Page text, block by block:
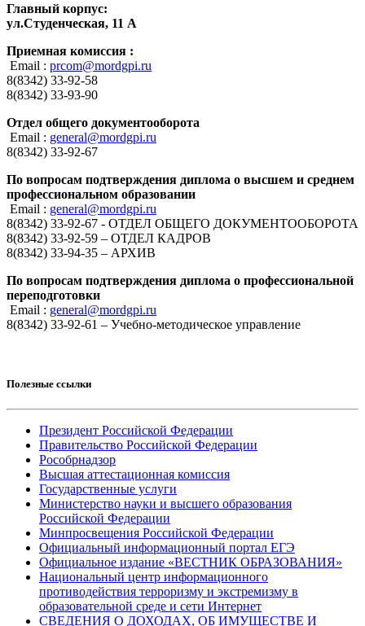
Главный корпус:
ул.Студенческая, 11 А
Приемная комиссия :
Email : prcom@mordgpi.ru
8(8342) 33-92-58
8(8342) 33-93-90
Отдел общего документооборота
Email : general@mordgpi.ru
8(8342) 33-92-67
По вопросам подтверждения диплома о высшем и среднем
профессиональном образовании
Email : general@mordgpi.ru
8(8342) 33-92-67 - ОТДЕЛ ОБЩЕГО ДОКУМЕНТООБОРОТА
8(8342) 33-92-59 – ОТДЕЛ КАДРОВ
8(8342) 33-94-35 – АРХИВ
По вопросам подтверждения диплома о профессиональной
переподготовки
Email : general@mordgpi.ru
8(8342) 33-92-61 – Учебно-методическое управление
Полезные ссылки
Президент Российской Федерации
Правительство Российской Федерации
Рособрнадзор
Высшая аттестационная комиссия
Государственные услуги
Министерство науки и высшего образования
Российской Федерации
Минпросвещения Российской Федерации
Официальный информационный портал ЕГЭ
Официальное издание «ВЕСТНИК ОБРАЗОВАНИЯ»
Национальный центр информационного
противодействия терроризму и экстремизму в
образовательной среде и сети Интернет
СВЕДЕНИЯ О ДОХОДАХ, ОБ ИМУЩЕСТВЕ И